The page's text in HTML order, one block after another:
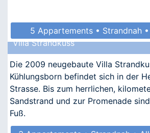
5 Appartements • Strandnah
Villa Strandkuss
Die 2009 neugebaute Villa
Kühlungsborn befindet sich in der
Strasse. Bis zum herrlichen,
Sandstrand und zur Promenade
Fuß.